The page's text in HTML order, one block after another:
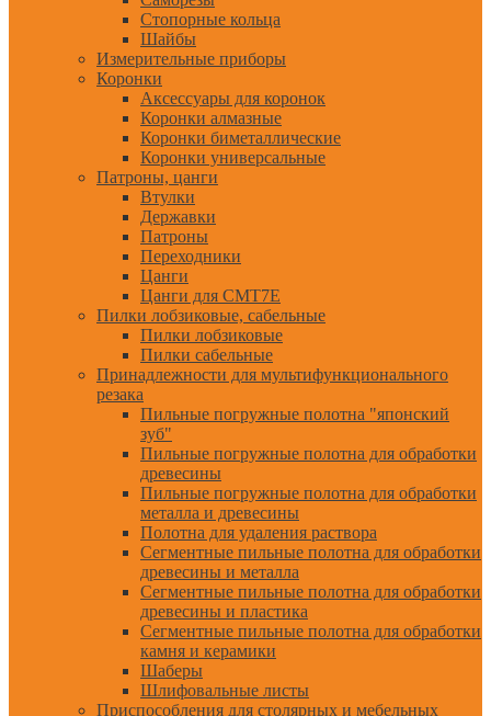
Стопорные кольца
Шайбы
Измерительные приборы
Коронки
Аксессуары для коронок
Коронки алмазные
Коронки биметаллические
Коронки универсальные
Патроны, цанги
Втулки
Державки
Патроны
Переходники
Цанги
Цанги для CMT7E
Пилки лобзиковые, сабельные
Пилки лобзиковые
Пилки сабельные
Принадлежности для мультифункционального
резака
Пильные погружные полотна "японский
зуб"
Пильные погружные полотна для обработки
древесины
Пильные погружные полотна для обработки
металла и древесины
Полотна для удаления раствора
Сегментные пильные полотна для обработки
древесины и металла
Сегментные пильные полотна для обработки
древесины и пластика
Сегментные пильные полотна для обработки
камня и керамики
Шаберы
Шлифовальные листы
Приспособления для столярных и мебельных